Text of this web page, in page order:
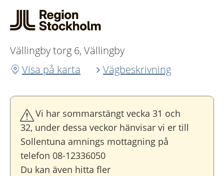
Vällingby torg 6, Vällingby
Visa på karta
Vägbeskrivning
Vi har sommarstängt vecka 31 och
32, under dessa veckor hänvisar vi er till
Sollentuna amnings mottagning på
telefon 08-12336050
Du kan även hitta fler